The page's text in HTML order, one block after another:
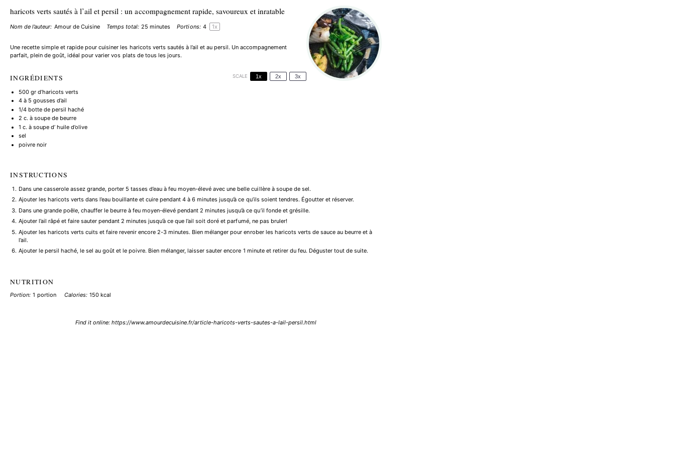
haricots verts sautés à l’ail et persil : un accompagnement rapide, savoureux et inratable
Nom de l’auteur: Amour de Cuisine Temps total: 25 minutes Portions: 4 1x
Une recette simple et rapide pour cuisiner les haricots verts sautés à l’ail et au persil. Un accompagnement
parfait, plein de goût, idéal pour varier vos plats de tous les jours.
INGRÉDIENTS SCALE 1x 2x 3x
500gr d’haricots verts
4à 5 gousses d’ail
1/4botte de persil haché
2 c. à soupe de beurre
1 c. à soupe d’ huile d’olive
sel
poivre noir
INSTRUCTIONS
Dans une casserole assez grande, porter 5 tasses d’eau à feu moyen-élevé avec une belle cuillère à soupe de sel.
Ajouter les haricots verts dans l’eau bouillante et cuire pendant 4 à 6 minutes jusqu’à ce qu’ils soient tendres. Égoutter et réserver.
Dans une grande poêle, chauffer le beurre à feu moyen-élevé pendant 2 minutes jusqu’à ce qu’il fonde et grésille.
Ajouter l’ail râpé et faire sauter pendant 2 minutes jusqu’à ce que l’ail soit doré et parfumé, ne pas bruler!
Ajouter les haricots verts cuits et faire revenir encore 2-3 minutes. Bien mélanger pour enrober les haricots verts de sauce au beurre et à
l’ail.
Ajouter le persil haché, le sel au goût et le poivre. Bien mélanger, laisser sauter encore 1 minute et retirer du feu. Déguster tout de suite.
NUTRITION
Portion: 1 portion Calories: 150 kcal
Find it online:https://www.amourdecuisine.fr/article-haricots-verts-sautes-a-lail-persil.html